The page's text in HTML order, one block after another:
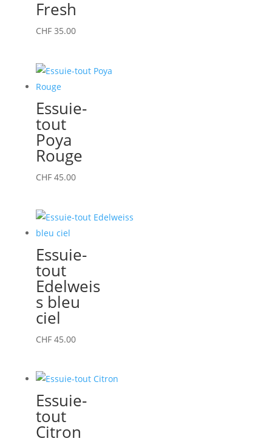
Fresh
CHF35.00
Essuie-
tout
Poya
Rouge
CHF45.00
Essuie-
tout
Edelweis
s bleu
ciel
CHF45.00
Essuie-
tout
Citron